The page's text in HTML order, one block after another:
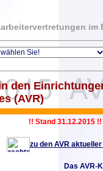
den
(AVR)
!! Stand 31.12.2015 !!
zu den AVR
Das AVR-